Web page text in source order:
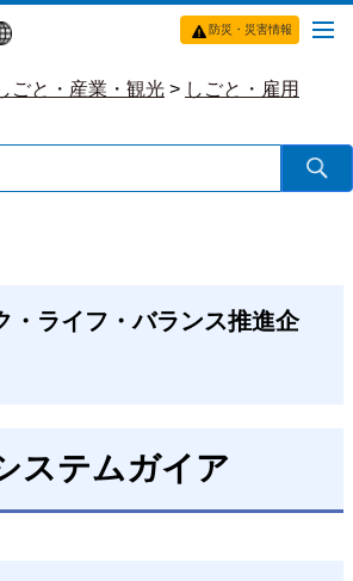
防災・災害情報
ごと・産業・観光 > しごと・雇用
・ライフ・バランス推進企
ステムガイア